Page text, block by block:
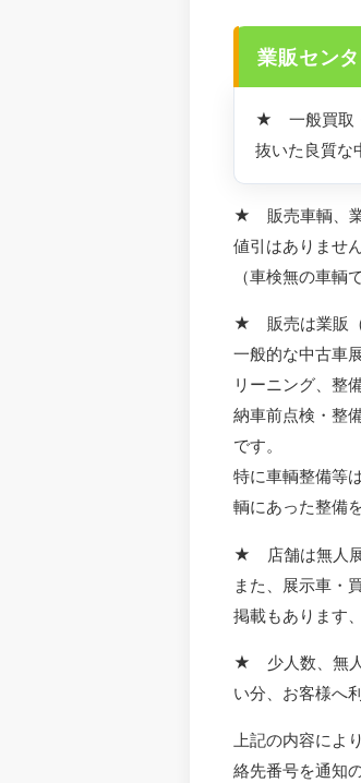
業販セン
★ 一般買取・
抜いた良質な
★ 販売車輌、業
値引はありませ
（車検無の車輌
★ 販売は業販（
一般的な中古車
リーニング、整
納車前点検・整
です。
特に車輌整備等
輌にあった整備
★ 店舗は無人展
また、展示車・
掲載もあります
★ 少人数、無人
い分、お客様へ
上記の内容によ
絡先番号を通知